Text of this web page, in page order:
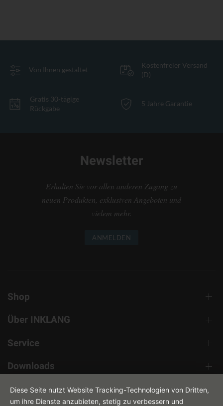
Von Ihnen gestaltet
Kostenfreier Versand
(D)
Gratis 30-tägige
Rückgabe
5 Jahre Garantie
Newsletter
Erhalten Sie vor allen anderen Zugang zu
neuen Produkten, exklusiven Angeboten und
vielem mehr.
ANMELDEN
Shop
Über INKLANG
Service
Downloads
Kontakt
Diese Seite nutzt Website Tracking-Technologien von Dritten,
um ihre Dienste anzubieten, stetig zu verbessern und